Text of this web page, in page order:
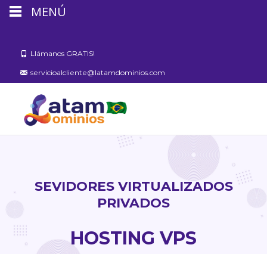
Llámanos GRATIS!
servicioalcliente@latamdominios.com
SEVIDORES VIRTUALIZADOS
PRIVADOS
HOSTING VPS
MENÚ